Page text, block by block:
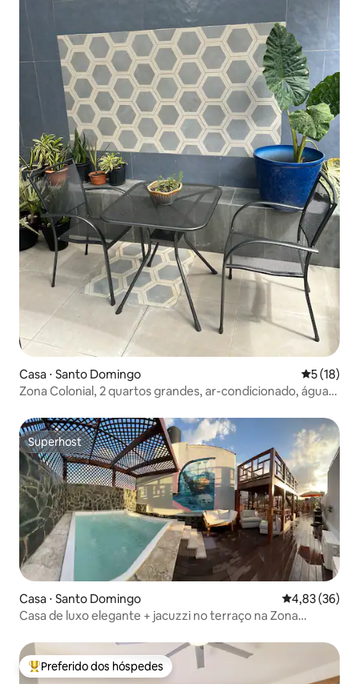
Casa ⋅ Santo Domingo 5 de uma
5 (18)
Zona Colonial, 2 quartos grandes, ar-condicionado, água
Superhost
Superhost
Casa ⋅ Santo Domingo 4,83 de uma
4,83 (36)
Casa de luxo elegante + jacuzzi no terraço na Zona
Entre os melhores preferidos dos hóspedes
Preferido dos hóspedes